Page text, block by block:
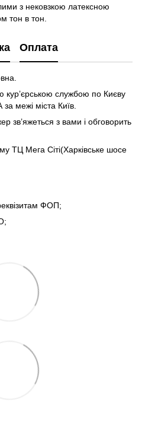
з нековзкою латексною
тон в тон.
Оплата
кур’єрською службою по Києву
межі міста Київ.
зв’яжеться з вами і обговорить
ТЦ Мега Сіті(Харківське шосе
ФОП;